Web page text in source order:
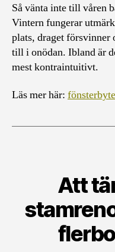
Så vänta inte till våren
Vintern fungerar
plats, draget försvinner
till i onödan. Ibland är
mest kontraintuitivt.
Läs mer här:
Att